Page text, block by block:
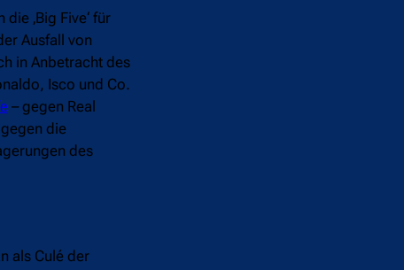
‚Big Five‘ für
Ausfall von
in Anbetracht des
Isco und Co.
– gegen Real
die
des
als Culé der